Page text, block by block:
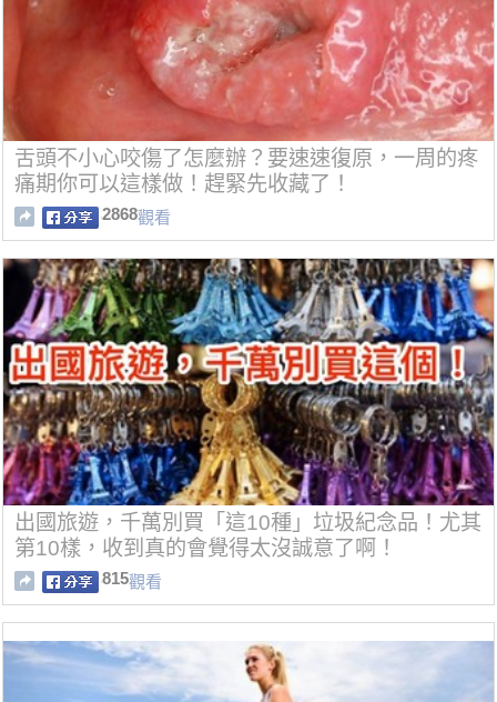
舌頭不小心咬傷了怎麼辦？要速速復原，一周的疼
痛期你可以這樣做！趕緊先收藏了！
2868觀看
出國旅遊，千萬別買「這10種」垃圾紀念品！尤其
第10樣，收到真的會覺得太沒誠意了啊！
815觀看